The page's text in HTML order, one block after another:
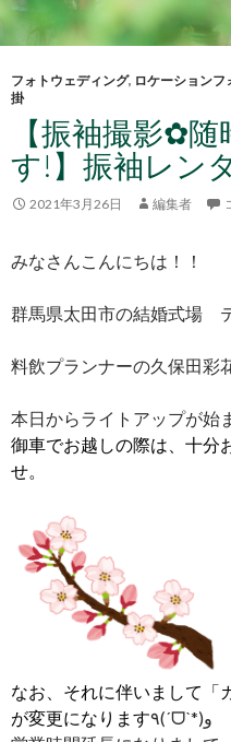
フォトウェディング, ロケーションフ
掛
【振袖撮影✿
す!】振袖レン
2021年3月26日 編集者
みなさんこんにちは！！
群馬県太田市の結婚式場
料飲プランナーの久保田彩
本日からライトアップが始
御車でお越しの際は、十分
せ。
なお、それに伴いまして「
が変更になります
٩(ˊᗜˋ*)و